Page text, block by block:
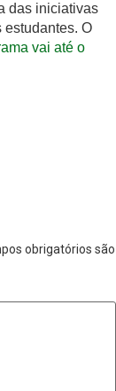
das iniciativas
estudantes. O
vai até o
obrigatórios são